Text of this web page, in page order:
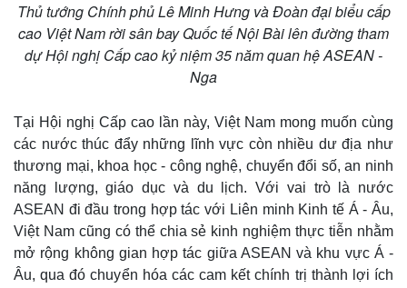
Thủ tướng Chính phủ Lê Minh Hưng và Đoàn đại biểu cấp
cao Việt Nam rời sân bay Quốc tế Nội Bài lên đường tham
dự Hội nghị Cấp cao kỷ niệm 35 năm quan hệ ASEAN -
Nga
Tại Hội nghị Cấp cao lần này, Việt Nam mong muốn cùng
các nước thúc đẩy những lĩnh vực còn nhiều dư địa như
thương mại, khoa học - công nghệ, chuyển đổi số, an ninh
năng lượng, giáo dục và du lịch. Với vai trò là nước
ASEAN đi đầu trong hợp tác với Liên minh Kinh tế Á - Âu,
Việt Nam cũng có thể chia sẻ kinh nghiệm thực tiễn nhằm
mở rộng không gian hợp tác giữa ASEAN và khu vực Á -
Âu, qua đó chuyển hóa các cam kết chính trị thành lợi ích